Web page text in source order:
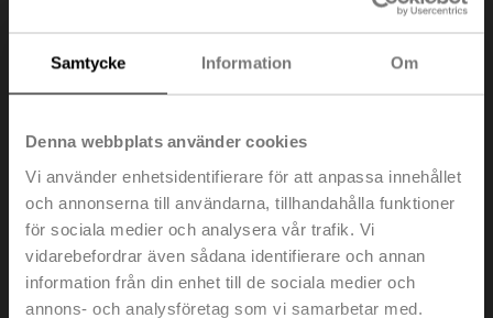
Samtycke Information Om
Denna webbplats använder cookies
Vi använder enhetsidentifierare för att anpassa innehållet
och annonserna till användarna, tillhandahålla funktioner
för sociala medier och analysera vår trafik. Vi
vidarebefordrar även sådana identifierare och annan
information från din enhet till de sociala medier och
annons- och analysföretag som vi samarbetar med.
Av Helge Kort
Potentiella kandidater står alltid inför ett antal
anställningsintervju. Vilka frågor kommer jag att få? Ska
jag informera mig om företaget i förväg? Vad ska jag ha
på mig?
Om du skulle ställa dessa frågor till 10 olika företag